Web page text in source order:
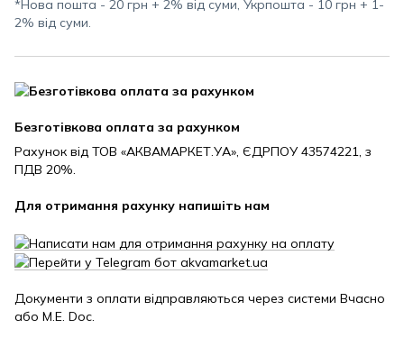
*Нова пошта - 20 грн + 2% від суми, Укрпошта - 10 грн + 1-
2% від суми.
Безготівкова оплата за рахунком
Рахунок від ТОВ «АКВАМАРКЕТ.УА», ЄДРПОУ 43574221, з
ПДВ 20%.
Для отримання рахунку напишіть нам
Документи з оплати відправляються через системи Вчасно
або M.E. Doc.